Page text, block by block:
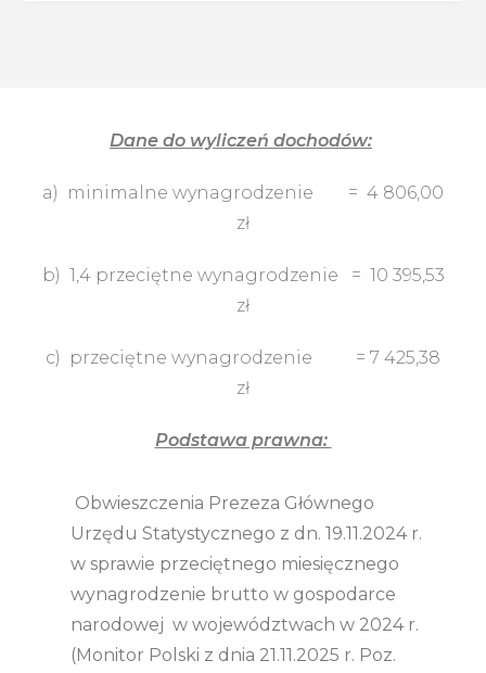
Dane do wyliczeń dochodów:
a) minimalne wynagrodzenie = 4 806,00
zł
b) 1,4 przeciętne wynagrodzenie = 10 395,53
zł
c) przeciętne wynagrodzenie = 7 425,38
zł
Podstawa prawna:
Obwieszczenia Prezeza Głównego
Urzędu Statystycznego z dn. 19.11.2024 r.
w sprawie przeciętnego miesięcznego
wynagrodzenie brutto w gospodarce
narodowej w województwach w 2024 r.
(Monitor Polski z dnia 21.11.2025 r. Poz.